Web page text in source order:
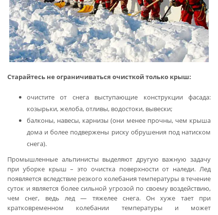
Старайтесь не ограничиваться очисткой только крыш:
очистите от снега выступающие конструкции фасада:
козырьки, желоба, отливы, водостоки, вывески;
балконы, навесы, карнизы (они менее прочны, чем крыша
дома и более подвержены риску обрушения под натиском
снега).
Промышленные альпинисты выделяют другую важную задачу
при уборке крыш – это очистка поверхности от наледи. Лед
появляется вследствие резкого колебания температуры в течение
суток и является более сильной угрозой по своему воздействию,
чем снег, ведь лед — тяжелее снега. Он хуже тает при
кратковременном колебании температуры и может